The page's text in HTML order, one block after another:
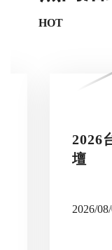
HOT
2026
壇
2026/